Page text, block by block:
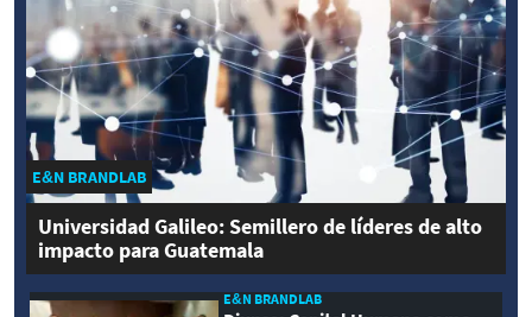
E&N BRANDLAB
Universidad Galileo: Semillero de líderes de alto
impacto para Guatemala
E&N BRANDLAB